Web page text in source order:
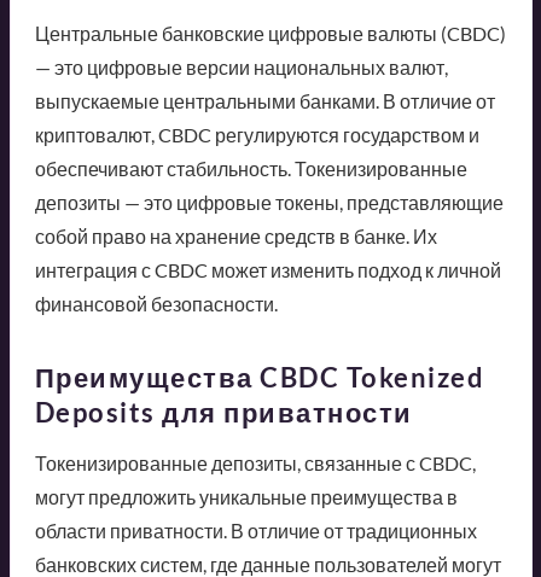
Центральные банковские цифровые валюты (CBDC)
— это цифровые версии национальных валют,
выпускаемые центральными банками. В отличие от
криптовалют, CBDC регулируются государством и
обеспечивают стабильность. Токенизированные
депозиты — это цифровые токены, представляющие
собой право на хранение средств в банке. Их
интеграция с CBDC может изменить подход к личной
финансовой безопасности.
Преимущества CBDC Tokenized
Deposits для приватности
Токенизированные депозиты, связанные с CBDC,
могут предложить уникальные преимущества в
области приватности. В отличие от традиционных
банковских систем, где данные пользователей могут